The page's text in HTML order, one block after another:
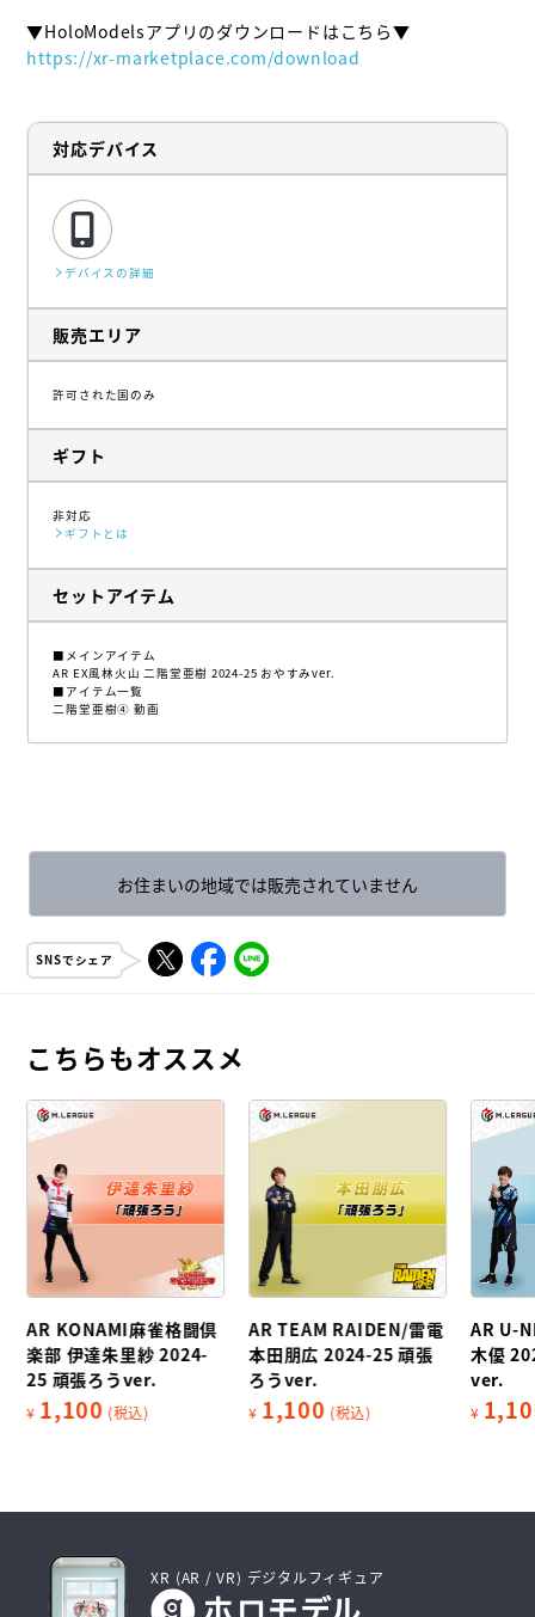
https://xr-marketplace.com/download
対応デバイス
デバイスの詳細
販売エリア
許可された国のみ
ギフト
非対応
ギフトとは
セットアイテム
■メインアイテム
AR EX風林火山 二階堂亜樹 2024-25 おやすみver.
■アイテム一覧
二階堂亜樹④ 動画
お住まいの地域では販売されていません
SNSでシェア
こちらもオススメ
AR KONAMI麻雀格闘倶
楽部 伊達朱里紗 2024-
25 頑張ろうver.
¥ 1,100 (税込)
AR TEAM RAIDEN/雷電
本田朋広 2024-25 頑張
ろうver.
¥ 1,100 (税込)
AR U-
木優
ver.
¥
XR (AR / VR) デジタルフィギュア